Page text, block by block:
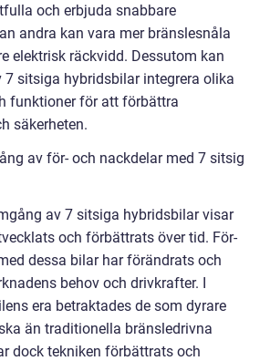
och erbjuda snabbare
andra kan vara mer bränslesnåla
elektrisk räckvidd. Dessutom kan
7 sitsiga hybridsbilar integrera olika
funktioner för att förbättra
säkerheten.
av för- och nackdelar med 7 sitsig
av 7 sitsiga hybridsbilar visar
och förbättrats över tid. För-
dessa bilar har förändrats och
behov och drivkrafter. I
era betraktades de som dyrare
än traditionella bränsledrivna
dock tekniken förbättrats och